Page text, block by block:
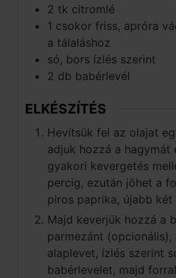
2 tk citromlé
1 csokor friss, apróra
a tálaláshoz
só, bors ízlés szerint
2 db babérlevél
ELKÉSZÍTÉS
Hevítsük fel az olajat
adjuk hozzá a hagymát
gyakori kevergetés
percig, ezután jöhet a
piros paprika, újabb két
Majd keverjük hozzá a
parmezánt (opcionális),
alaplevet, ízlés szerint
babérlevelet, majd